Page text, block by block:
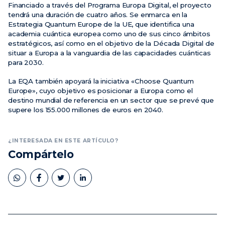
Financiado a través del Programa Europa Digital, el proyecto
tendrá una duración de cuatro años. Se enmarca en la
Estrategia Quantum Europe de la UE, que identifica una
academia cuántica europea como uno de sus cinco ámbitos
estratégicos, así como en el objetivo de la Década Digital de
situar a Europa a la vanguardia de las capacidades cuánticas
para 2030.
La EQA también apoyará la iniciativa «Choose Quantum
Europe», cuyo objetivo es posicionar a Europa como el
destino mundial de referencia en un sector que se prevé que
supere los 155.000 millones de euros en 2040.
¿INTERESADA EN ESTE ARTÍCULO?
Compártelo